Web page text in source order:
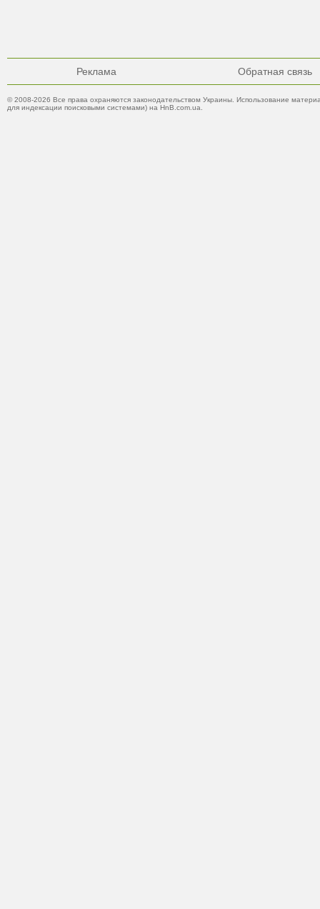
Реклама Обратная связь
© 2008-2026 Все права охраняются законодательством Украины. Использование
для индексации поисковыми системами) на HnB.com.ua.